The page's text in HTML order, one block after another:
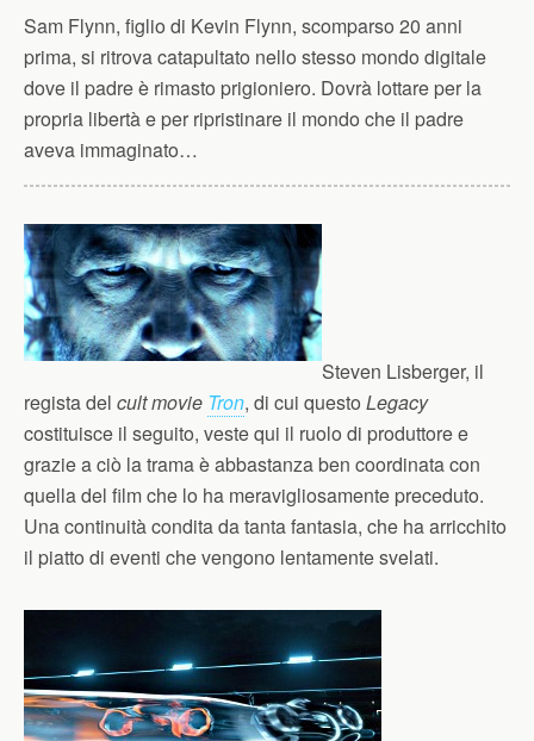
Sam Flynn, figlio di Kevin Flynn, scomparso 20 anni
prima, si ritrova catapultato nello stesso mondo digitale
dove il padre è rimasto prigioniero. Dovrà lottare per la
propria libertà e per ripristinare il mondo che il padre
aveva immaginato…
Steven Lisberger, il
regista del cult movie Tron, di cui questo Legacy
costituisce il seguito, veste qui il ruolo di produttore e
grazie a ciò la trama è abbastanza ben coordinata con
quella del film che lo ha meravigliosamente preceduto.
Una continuità condita da tanta fantasia, che ha arricchito
il piatto di eventi che vengono lentamente svelati.